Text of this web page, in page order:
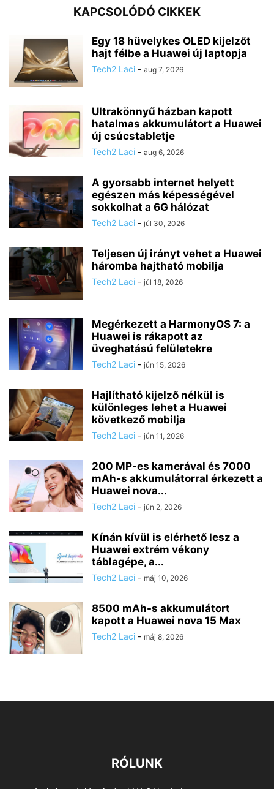
KAPCSOLÓDÓ CIKKEK
Egy 18 hüvelykes OLED kijelzőt
hajt félbe a Huawei új laptopja
Tech2 Laci - aug 7, 2026
Ultrakönnyű házban kapott
hatalmas akkumulátort a Huawei
új csúcstabletje
Tech2 Laci - aug 6, 2026
A gyorsabb internet helyett
egészen más képességével
sokkolhat a 6G hálózat
Tech2 Laci - júl 30, 2026
Teljesen új irányt vehet a Huawei
háromba hajtható mobilja
Tech2 Laci - júl 18, 2026
Megérkezett a HarmonyOS 7: a
Huawei is rákapott az
üveghatású felületekre
Tech2 Laci - jún 15, 2026
Hajlítható kijelző nélkül is
különleges lehet a Huawei
következő mobilja
Tech2 Laci - jún 11, 2026
200 MP-es kamerával és 7000
mAh-s akkumulátorral érkezett a
Huawei nova...
Tech2 Laci - jún 2, 2026
Kínán kívül is elérhető lesz a
Huawei extrém vékony
táblagépe, a...
Tech2 Laci - máj 10, 2026
8500 mAh-s akkumulátort
kapott a Huawei nova 15 Max
Tech2 Laci - máj 8, 2026
RÓLUNK